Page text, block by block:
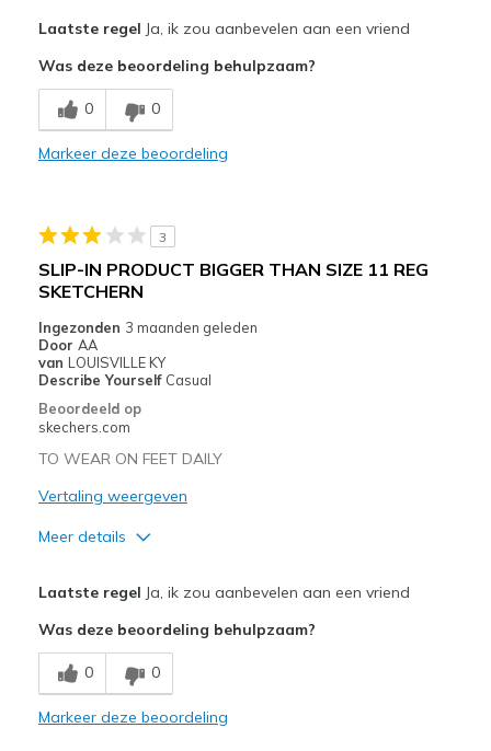
Breathe Well
Comfortable
Casual Wear
Width
View On Shoes
Shoes are for Wearing
Laatste regel Ja, ik zou aanbevelen aan een vriend
Was deze beoordeling behulpzaam?
0 0
Markeer deze beoordeling
3
SLIP-IN PRODUCT BIGGER THAN SIZE 11 REG
SKETCHERN
Ingezonden 3 maanden geleden
Door AA
van LOUISVILLE KY
Describe Yourself Casual
Beoordeeld op
skechers.com
TO WEAR ON FEET DAILY
Vertaling weergeven
Meer details
Comfortable
Stylish
Laatste regel Ja, ik zou aanbevelen aan een vriend
Was deze beoordeling behulpzaam?
0 0
Markeer deze beoordeling